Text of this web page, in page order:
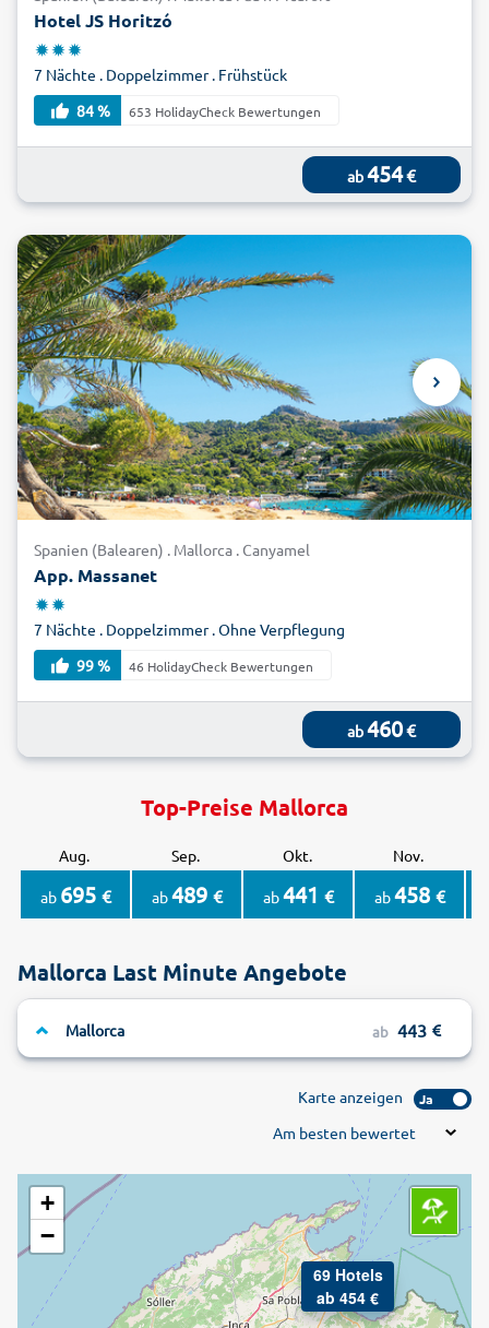
Hotel JS Horitzó
7 Nächte . Doppelzimmer . Frühstück
84 %
653 HolidayCheck Bewertungen
ab454€
Spanien (Balearen) . Mallorca . Canyamel
App. Massanet
7 Nächte . Doppelzimmer . Ohne Verpflegung
99 %
46 HolidayCheck Bewertungen
ab460€
Top-Preise Mallorca
Aug. Sep. Okt. Nov.
ab 695 € ab489 € ab441 € ab458 €
Mallorca Last Minute Angebote
Mallorca ab 443
Karte anzeigen Ja
Am besten bewertet
69 Hotels
ab 454 €
+
−